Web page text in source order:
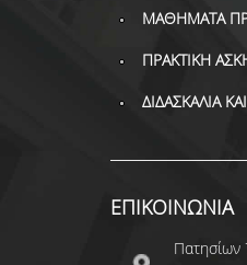
ΜΑΘΗΜΑΤΑ
ΠΡΑΚΤΙΚΗ
ΔΙΔΑΣΚΑΛΙΑ
ΕΠΙΚΟΙΝΩΝΙΑ
Πατησίων